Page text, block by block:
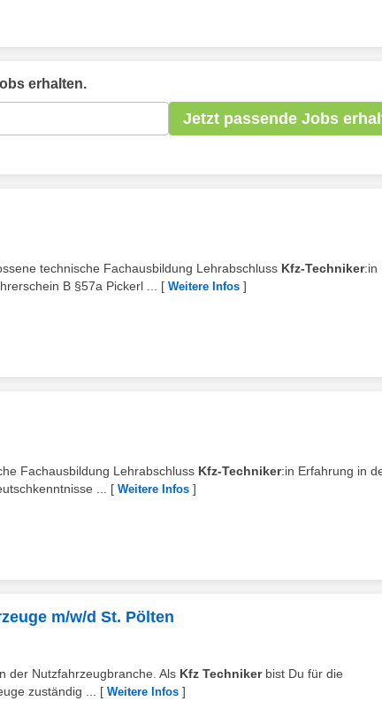
erhalten.
Jetzt passende Jobs
technische Fachausbildung Lehrabschluss Kfz-Techniker:in
B §57a Pickerl ... [ Weitere Infos ]
Fachausbildung Lehrabschluss Kfz-Techniker:in Erfahrung in
...
[ Weitere Infos ]
m/w/d St. Pölten
der Nutzfahrzeugbranche. Als Kfz Technikerbist Du für die
zuständig ...
[ Weitere Infos ]